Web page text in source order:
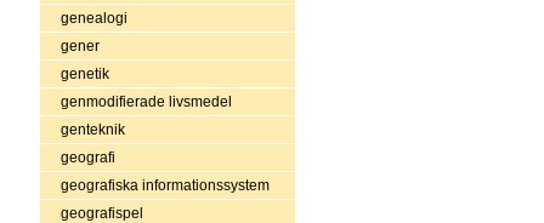
genealogi
gener
genetik
genmodifierade livsmedel
genteknik
geografi
geografiska informationssystem
geografispel